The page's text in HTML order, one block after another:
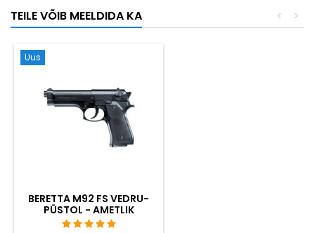
Täismetallist korpus, 11-
padruniline hoidik, ~280-320
TEILE VÕIB MEELDIDA KA >
<
Uus
BERETTA M92 FS VEDRU-
PÜSTOL - AMETLIK
UMAREXI KOOPIA